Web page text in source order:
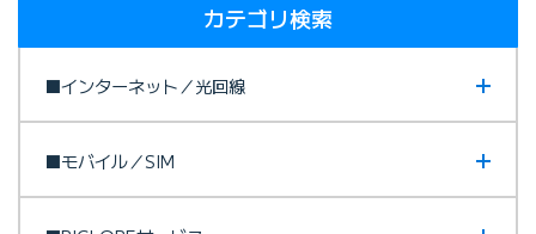
カテゴリ検索
■インターネット／光回線
■モバイル／SIM